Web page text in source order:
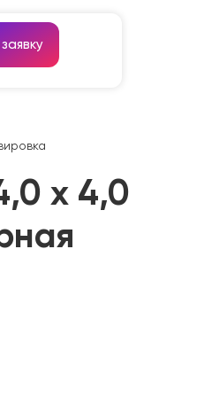
x 4,0